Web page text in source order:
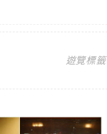
遊覽標籤